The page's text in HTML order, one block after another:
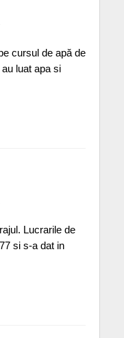
cursul de apă de
luat apa si
Lucrarile de
si s-a dat in